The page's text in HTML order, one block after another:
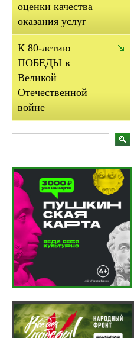
оценки качества
оказания услуг
К 80-летию
ПОБЕДЫ в
Великой
Отечественной
войне